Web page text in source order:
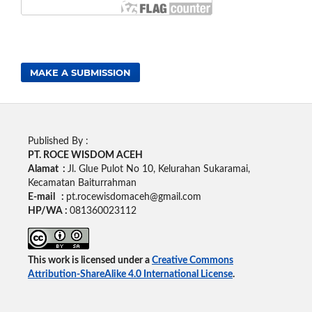
MAKE A SUBMISSION
Published By :
PT. ROCE WISDOM ACEH
Alamat : Jl. Glue Pulot No 10, Kelurahan Sukaramai,
Kecamatan Baiturrahman
E-mail : pt.rocewisdomaceh@gmail.com
HP/WA : 081360023112
This work is licensed under a Creative Commons
Attribution-ShareAlike 4.0 International License.